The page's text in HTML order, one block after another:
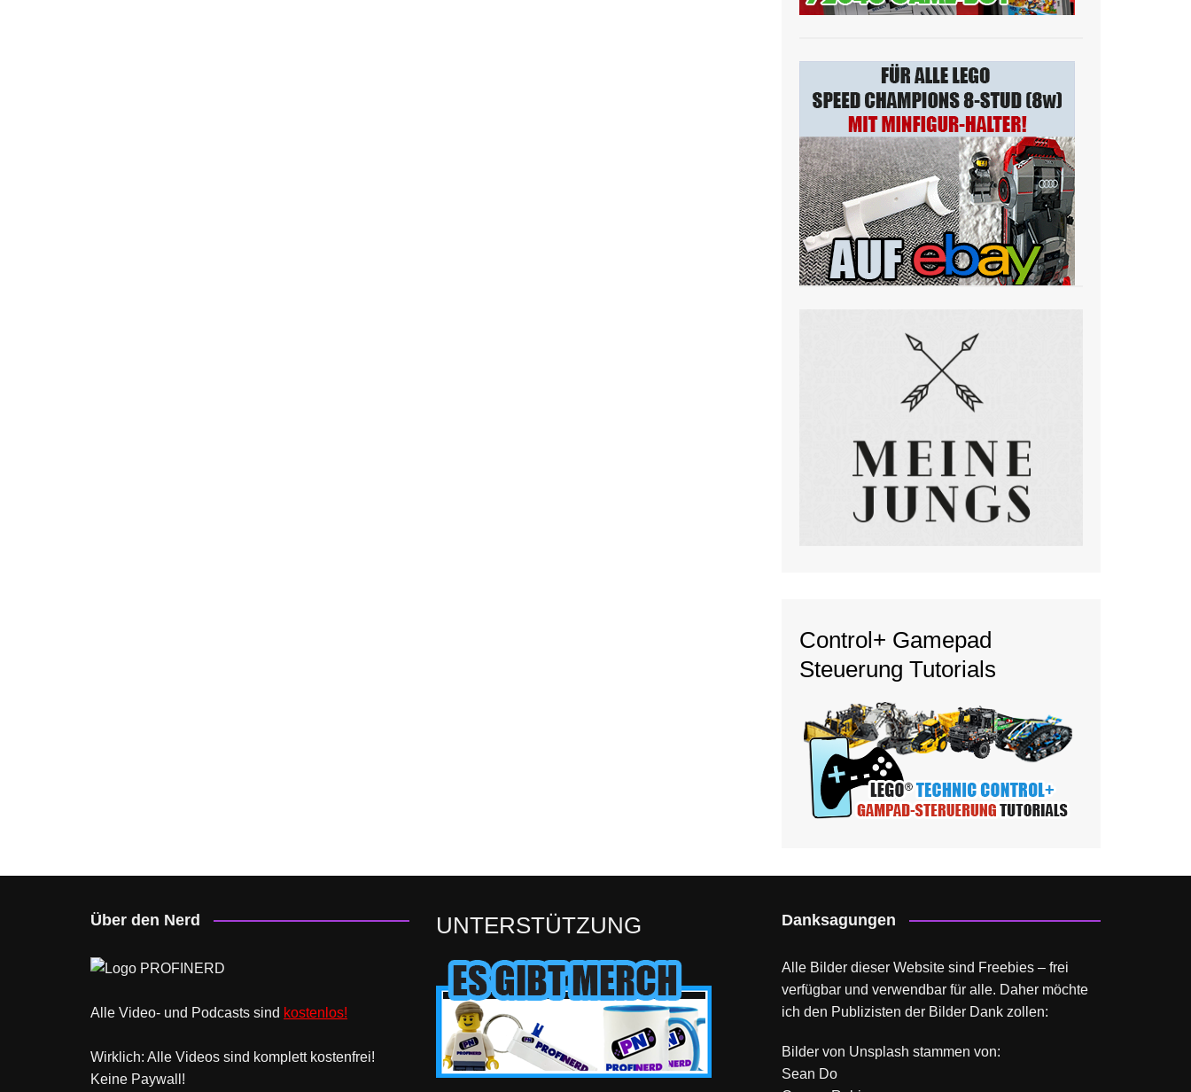
Control+ Gamepad
Steuerung Tutorials
Über den Nerd
Alle Video- und Podcasts sind kostenlos!
Wirklich: Alle Videos sind komplett kostenfrei!
Keine Paywall!
UNTERSTÜTZUNG Danksagungen
Alle Bilder dieser Website sind Freebies – frei
verfügbar und verwendbar für alle. Daher möchte
ich den Publizisten der Bilder Dank zollen:
Bilder von Unsplash stammen von:
Sean Do